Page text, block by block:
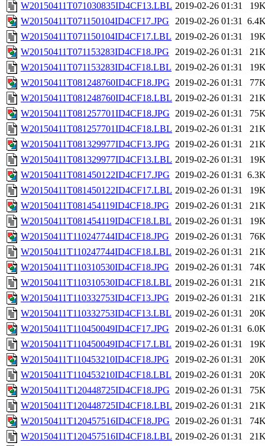
W20150411T071030835ID4CF13.LBL 2019-02-26 01:31
W20150411T071150104ID4CF17.JPG
2019-02-26 01:31
W20150411T071150104ID4CF17.LBL 2019-02-26 01:31
W20150411T071153283ID4CF18.JPG
2019-02-26 01:31
W20150411T071153283ID4CF18.LBL 2019-02-26 01:31
W20150411T081248760ID4CF18.JPG 2019-02-26 01:31
W20150411T081248760ID4CF18.LBL 2019-02-26 01:31
W20150411T081257701ID4CF18.JPG 2019-02-26 01:31
W20150411T081257701ID4CF18.LBL 2019-02-26 01:31
W20150411T081329977ID4CF13.JPG 2019-02-26 01:31
W20150411T081329977ID4CF13.LBL 2019-02-26 01:31
W20150411T081450122ID4CF17.JPG 2019-02-26 01:31
W20150411T081450122ID4CF17.LBL 2019-02-26 01:31
W20150411T081454119ID4CF18.JPG
2019-02-26 01:31
W20150411T081454119ID4CF18.LBL 2019-02-26 01:31
W20150411T110247744ID4CF18.JPG
2019-02-26 01:31
W20150411T110247744ID4CF18.LBL 2019-02-26 01:31
W20150411T110310530ID4CF18.JPG
2019-02-26 01:31
W20150411T110310530ID4CF18.LBL 2019-02-26 01:31
W20150411T110332753ID4CF13.JPG
2019-02-26 01:31
W20150411T110332753ID4CF13.LBL 2019-02-26 01:31
W20150411T110450049ID4CF17.JPG
2019-02-26 01:31
W20150411T110450049ID4CF17.LBL 2019-02-26 01:31
W20150411T110453210ID4CF18.JPG
2019-02-26 01:31
W20150411T110453210ID4CF18.LBL 2019-02-26 01:31
W20150411T120448725ID4CF18.JPG 2019-02-26 01:31
W20150411T120448725ID4CF18.LBL 2019-02-26 01:31
W20150411T120457516ID4CF18.JPG 2019-02-26 01:31
W20150411T120457516ID4CF18.LBL 2019-02-26 01:31